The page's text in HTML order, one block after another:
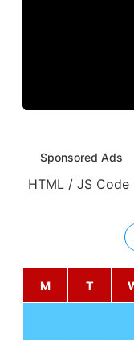
Sponsored Ads
HTML / JS Code
M
T